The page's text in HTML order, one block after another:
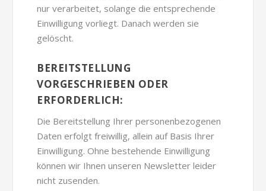
nur verarbeitet, solange die entsprechende
Einwilligung vorliegt. Danach werden sie
gelöscht.
BEREITSTELLUNG
VORGESCHRIEBEN ODER
ERFORDERLICH:
Die Bereitstellung Ihrer personenbezogenen
Daten erfolgt freiwillig, allein auf Basis Ihrer
Einwilligung. Ohne bestehende Einwilligung
können wir Ihnen unseren Newsletter leider
nicht zusenden.